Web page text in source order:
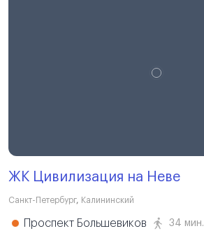
ЖК Цивилизация на Неве
Санкт-Петербург, Калининский
Проспект Большевиков 34 мин.